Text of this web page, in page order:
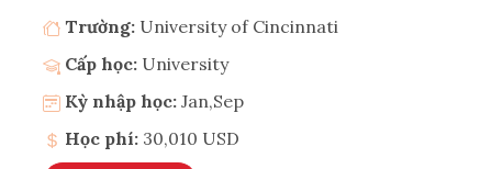
Trường: University of Cincinnati
Cấp học: University
Kỳ nhập học: Jan,Sep
Học phí: 30,010 USD